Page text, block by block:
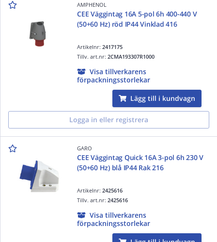
AMPHENOL
CEE Väggintag 16A 5-pol 6h 400-440 V
(50+60 Hz) röd IP44 Vinklad 416
Artikelnr:2417175
Tillv. art.nr:2CMA193307R1000
Visa tillverkarens
förpackningsstorlekar
Lägg till i kundvagn
Logga in eller registrera
GARO
CEE Väggintag Quick 16A 3-pol 6h 230 V
(50+60 Hz) blå IP44 Rak 216
Artikelnr:2425616
Tillv. art.nr:2425616
Visa tillverkarens
förpackningsstorlekar